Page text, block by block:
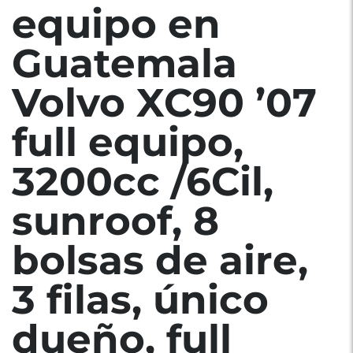
equipo en
Guatemala
Volvo XC90 ’07
full equipo,
3200cc /6Cil,
sunroof, 8
bolsas de aire,
3 filas, único
dueño, full